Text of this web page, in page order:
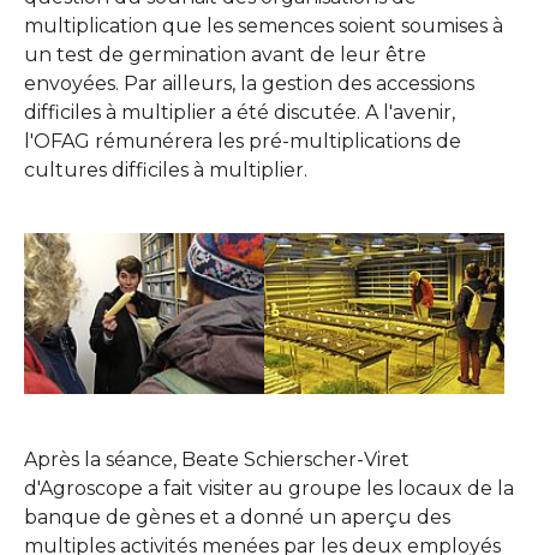
multiplication que les semences soient soumises à
un test de germination avant de leur être
envoyées. Par ailleurs, la gestion des accessions
difficiles à multiplier a été discutée. A l'avenir,
l'OFAG rémunérera les pré-multiplications de
cultures difficiles à multiplier.
Après la séance, Beate Schierscher-Viret
d'Agroscope a fait visiter au groupe les locaux de la
banque de gènes et a donné un aperçu des
multiples activités menées par les deux employés